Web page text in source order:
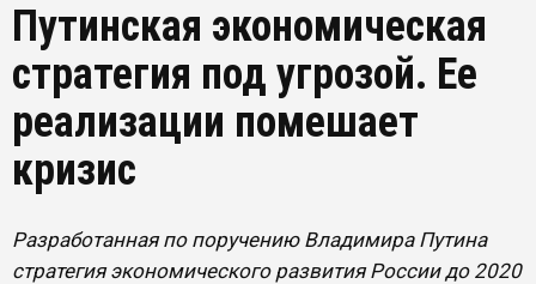
Путинская экономическая
стратегия под угрозой. Ее
реализации помешает
кризис
Разработанная по поручению Владимира Путина
стратегия экономического развития России до 2020